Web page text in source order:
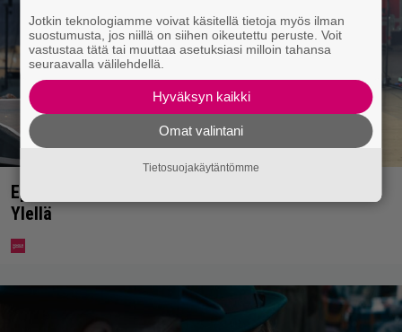
Eppu Normaalin viimeinen konsertti esitetään
Ylellä
Jotkin teknologiamme voivat käsitellä tietoja myös ilman
suostumusta, jos niillä on siihen oikeutettu peruste. Voit
vastustaa tätä tai muuttaa asetuksiasi milloin tahansa
seuraavalla välilehdellä.
Hyväksyn kaikki
Omat valintani
Tietosuojakäytäntömme